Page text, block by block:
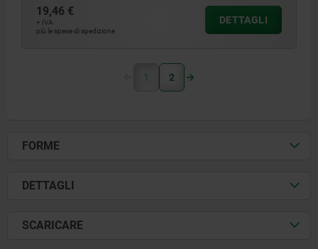
19,46 €
+ IVA
più le spese di spedizione
DETTAGLI
1 2
FORME
DETTAGLI
SCARICARE